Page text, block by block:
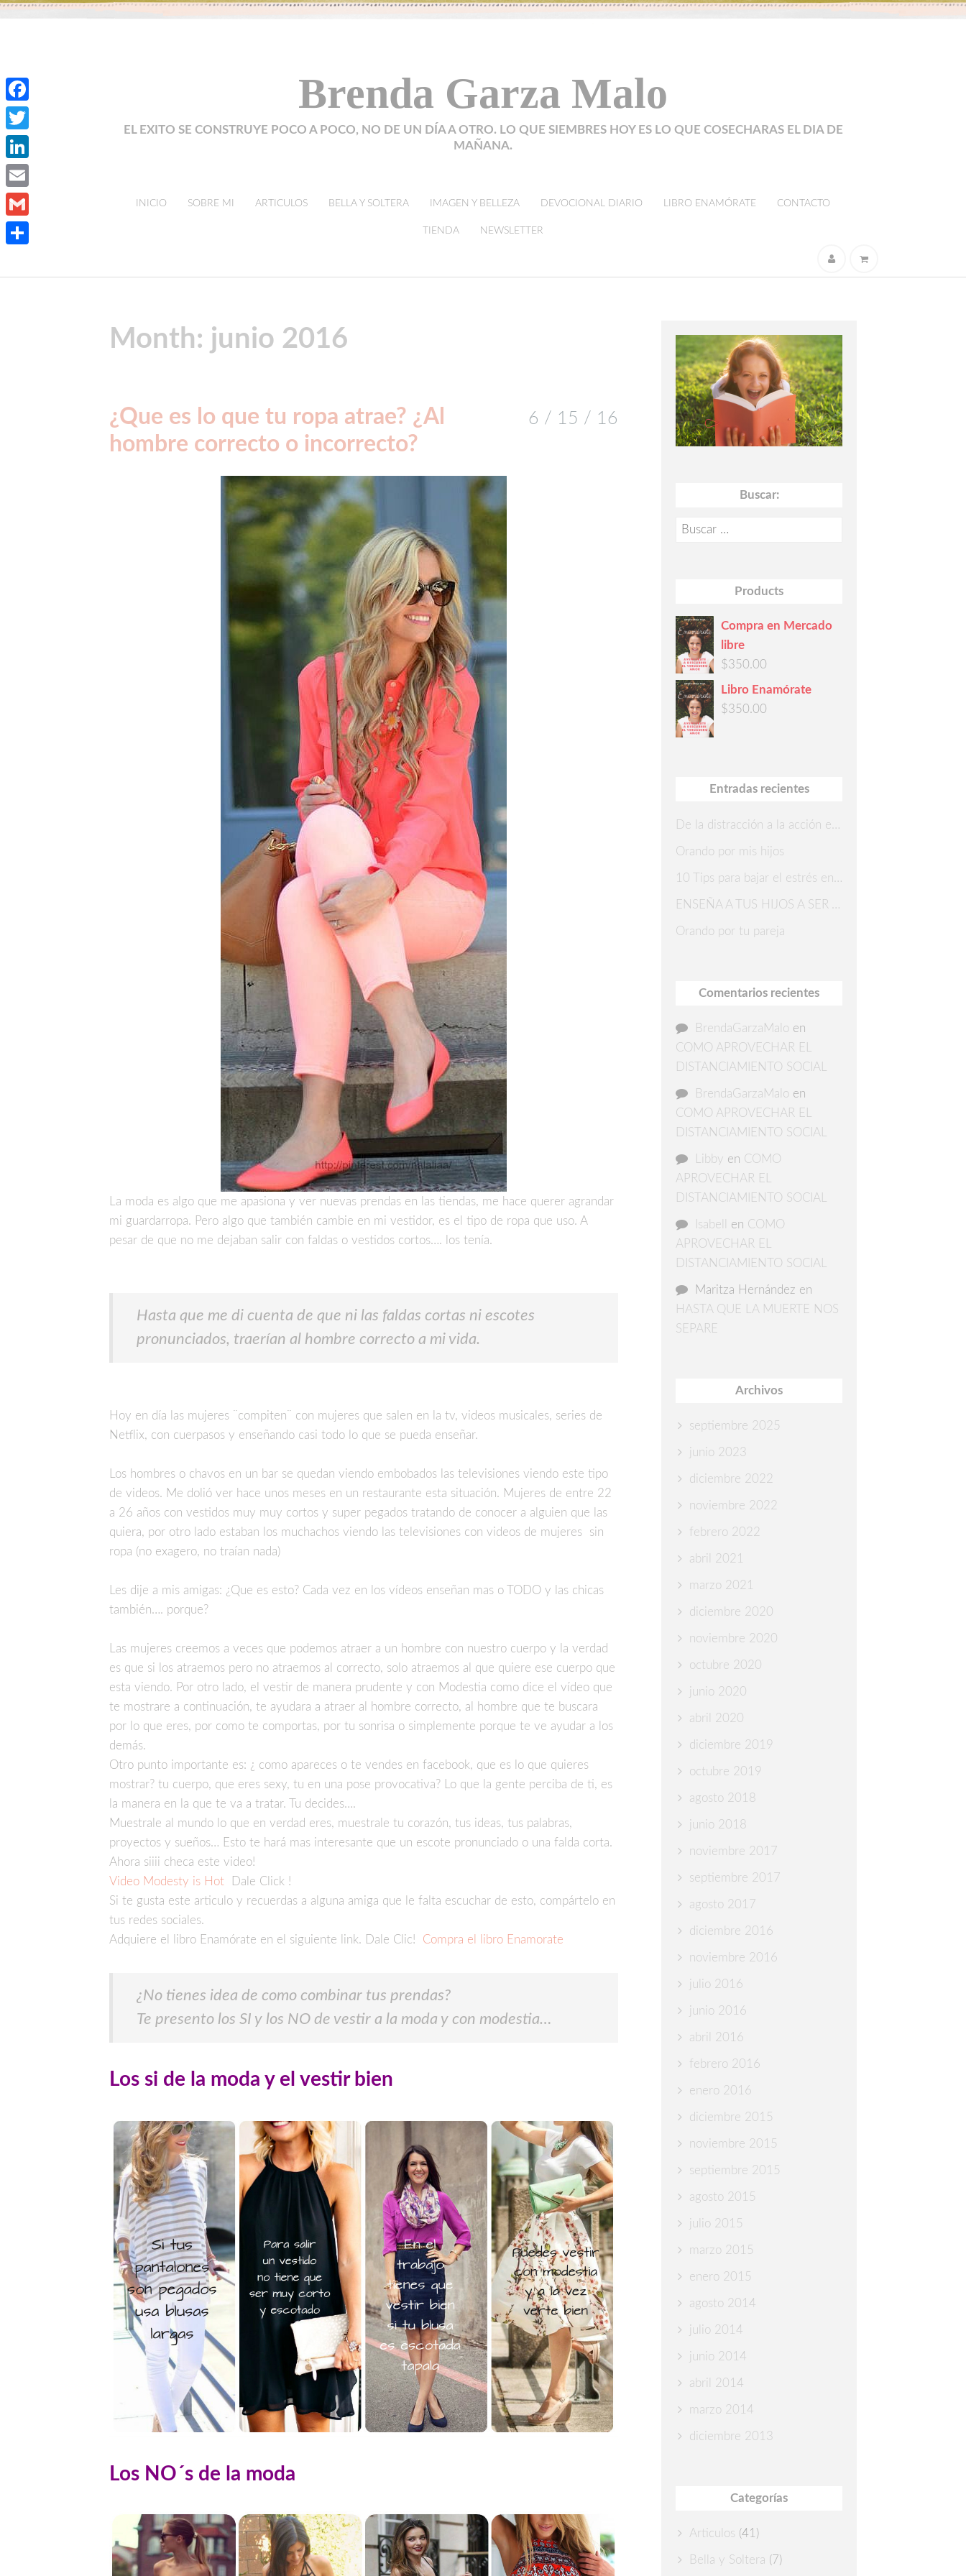
Brenda Garza Malo
EL EXITO SE CONSTRUYE POCO A POCO, NO DE UN DÍA A OTRO. LO QUE SIEMBRES HOY ES LO QUE COSECHARAS EL DIA DE
MAÑANA.
skip to content
INICIO SOBRE MI ARTICULOS BELLA Y SOLTERA IMAGEN Y BELLEZA DEVOCIONAL DIARIO LIBRO ENAMÓRATE CONTACTO
TIENDA NEWSLETTER
Month: junio 2016
¿Que es lo que tu ropa atrae? ¿Al
hombre correcto o incorrecto?
6 / 15 / 16
La moda es algo que me apasiona y ver nuevas prendas en las tiendas, me hace querer agrandar
mi guardarropa. Pero algo que también cambie en mi vestidor, es el tipo de ropa que uso. A
pesar de que no me dejaban salir con faldas o vestidos cortos…. los tenía.
Hasta que me di cuenta de que ni las faldas cortas ni escotes
pronunciados, traerían al hombre correcto a mi vida.
Hoy en día las mujeres ¨compiten¨ con mujeres que salen en la tv, videos musicales, series de
Netflix, con cuerpasos y enseñando casi todo lo que se pueda enseñar.
Los hombres o chavos en un bar se quedan viendo embobados las televisiones viendo este tipo
de videos. Me dolió ver hace unos meses en un restaurante esta situación. Mujeres de entre 22
a 26 años con vestidos muy muy cortos y super pegados tratando de conocer a alguien que las
quiera, por otro lado estaban los muchachos viendo las televisiones con videos de mujeres sin
ropa (no exagero, no traían nada)
Les dije a mis amigas: ¿Que es esto? Cada vez en los vídeos enseñan mas o TODO y las chicas
también…. porque?
Las mujeres creemos a veces que podemos atraer a un hombre con nuestro cuerpo y la verdad
es que si los atraemos pero no atraemos al correcto, solo atraemos al que quiere ese cuerpo que
esta viendo. Por otro lado, el vestir de manera prudente y con Modestia como dice el vídeo que
te mostrare a continuación, te ayudara a atraer al hombre correcto, al hombre que te buscara
por lo que eres, por como te comportas, por tu sonrisa o simplemente porque te ve ayudar a los
demás.
Otro punto importante es: ¿ como apareces o te vendes en facebook, que es lo que quieres
mostrar? tu cuerpo, que eres sexy, tu en una pose provocativa? Lo que la gente perciba de ti, es
la manera en la que te va a tratar. Tu decides….
Muestrale al mundo lo que en verdad eres, muestrale tu corazón, tus ideas, tus palabras,
proyectos y sueños… Esto te hará mas interesante que un escote pronunciado o una falda corta.
Ahora siiii checa este video!
Video Modesty is Hot
Dale Click !
Si te gusta este articulo y recuerdas a alguna amiga que le falta escuchar de esto, compártelo en
tus redes sociales.
Adquiere el libro Enamórate en el siguiente link. Dale Clic! Compra el libro Enamorate
¿No tienes idea de como combinar tus prendas?
Te presento los SI y los NO de vestir a la moda y con modestia…
Los si de la moda y el vestir bien
Los NO´s de la moda
Buscar:
Buscar:
Products
Compra en Mercado
libre
$350.00
Libro Enamórate
$350.00
Entradas recientes
De la distracción a la acción en 7 pasos
Orando por mis hijos
10 Tips para bajar el estrés en Navidad
ENSEÑA A TUS HIJOS A SER AGRADECIDOS
Orando por tu pareja
Comentarios recientes
BrendaGarzaMalo en
COMO APROVECHAR EL
DISTANCIAMIENTO SOCIAL
BrendaGarzaMalo en
COMO APROVECHAR EL
DISTANCIAMIENTO SOCIAL
Libby en COMO
APROVECHAR EL
DISTANCIAMIENTO SOCIAL
Isabell en COMO
APROVECHAR EL
DISTANCIAMIENTO SOCIAL
Maritza Hernández en
HASTA QUE LA MUERTE NOS
SEPARE
Archivos
septiembre 2025
junio 2023
diciembre 2022
noviembre 2022
febrero 2022
abril 2021
marzo 2021
diciembre 2020
noviembre 2020
octubre 2020
junio 2020
abril 2020
diciembre 2019
octubre 2019
agosto 2018
junio 2018
noviembre 2017
septiembre 2017
agosto 2017
diciembre 2016
noviembre 2016
julio 2016
junio 2016
abril 2016
febrero 2016
enero 2016
diciembre 2015
noviembre 2015
septiembre 2015
agosto 2015
julio 2015
marzo 2015
enero 2015
agosto 2014
julio 2014
junio 2014
abril 2014
marzo 2014
diciembre 2013
Categorías
Articulos (41)
Bella y Soltera (7)
Facebook
Twitter
LinkedIn
Email
Gmail